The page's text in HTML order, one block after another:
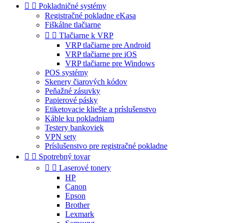
  Pokladničné systémy
Registračné pokladne eKasa
Fiškálne tlačiarne
  Tlačiarne k VRP
VRP tlačiarne pre Android
VRP tlačiarne pre iOS
VRP tlačiarne pre Windows
POS systémy
Skenery čiarových kódov
Peňažné zásuvky
Papierové pásky
Etiketovacie kliešte a príslušenstvo
Káble ku pokladniam
Testery bankoviek
VPN sety
Príslušenstvo pre registračné pokladne
  Spotrebný tovar
  Laserové tonery
HP
Canon
Epson
Brother
Lexmark